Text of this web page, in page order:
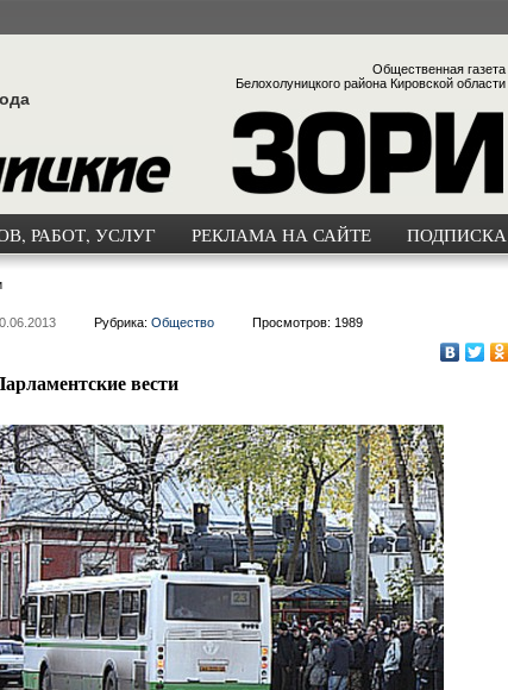
Общественная газета
Белохолуницкого района Кировской области
РАБОТ, УСЛУГ РЕКЛАМА НА САЙТЕ ПОДПИСКА
Рубрика: Общество Просмотров: 1989
вести